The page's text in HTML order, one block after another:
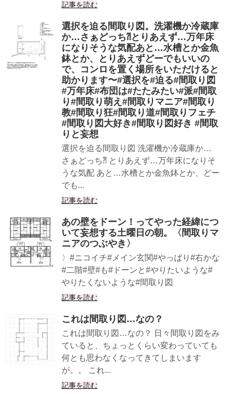
記事を読む
選択を迫る間取り図。洗濯機か冷蔵庫
か…さぁどっち⁈とりあえず…万年床
になりそうな気配あと…水槽とか金魚
鉢とか、とりあえずどーでもいいの
で、コンロを置く場所をいただけると
助かります〜#選択を#迫る#間取り図
#万年床#布団は#たたみたい#派#間取
り#間取り萌え#間取りマニア#間取り
教#間取り狂#間取り道#間取りフェチ
#間取り図大好き#間取り図好き #間取
りと妄想
選択を迫る間取り図 洗濯機か冷蔵庫か…
さぁどっち⁈ とりあえず…万年床になりそ
うな気配 あと…水槽とか金魚鉢とか、どー
でも...
記事を読む
あの壁をドーン！ってやった経緯につ
いて妄想する土曜日の朝。〈間取りマ
ニアのつぶやき〉
〉#ニコイチ#メイン玄関#やっぱり#右かな
#二階#壁#も#ドーンと#やりたいような#
やりたくないような#間取り図
記事を読む
これは間取り図…なの？
これは間取り図…なの？ 日々間取り図をみ
ていると、ちょっとくらい変わっていても
何とも思わなくなってきてしまいます
が。。 これ...
記事を読む